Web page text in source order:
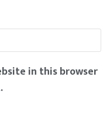
in this browser